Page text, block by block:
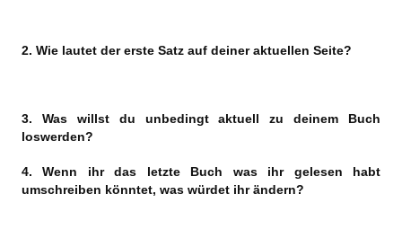
2. Wie lautet der erste Satz auf deiner aktuellen Seite?
3. Was willst du unbedingt aktuell zu deinem Buch
loswerden?
4. Wenn ihr das letzte Buch was ihr gelesen habt
umschreiben könntet, was würdet ihr ändern?